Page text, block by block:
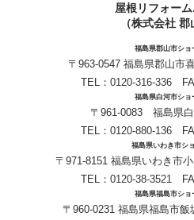
屋根リフォー
（株式会社 郡
福島県郡山市ショ
〒963-0547 福島県郡山市
TEL： 0120-316-336
福島県白河市ショ
〒961-0083 福島県
TEL： 0120-880-136
福島県いわき市シ
〒971-8151 福島県いわき市
TEL： 0120-38-3521
福島県福島市ショ
〒960-0231 福島県福島市飯